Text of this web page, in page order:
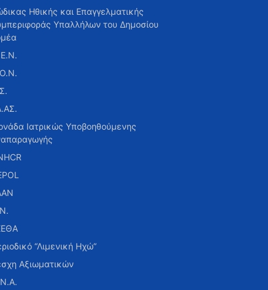
Ηθικής και Επαγγελματικής
Υπαλλήλων του Δημοσίου
Ιατρικώς Υποβοηθούμενης
“Λιμενική Ηχώ”
Αξιωματικών